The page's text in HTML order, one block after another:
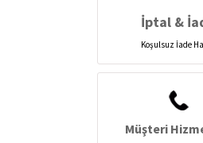
İptal &
Koşulsuz İade
Müşteri